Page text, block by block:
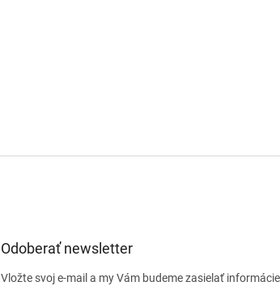
Odoberať newsletter
Vložte svoj e-mail a my Vám budeme zasielať